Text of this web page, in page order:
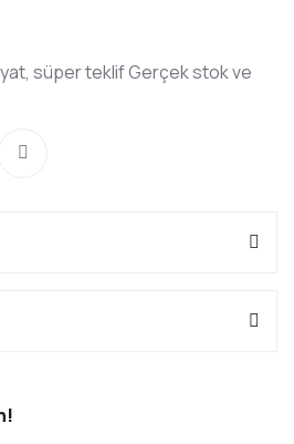
süper teklif Gerçek stok ve